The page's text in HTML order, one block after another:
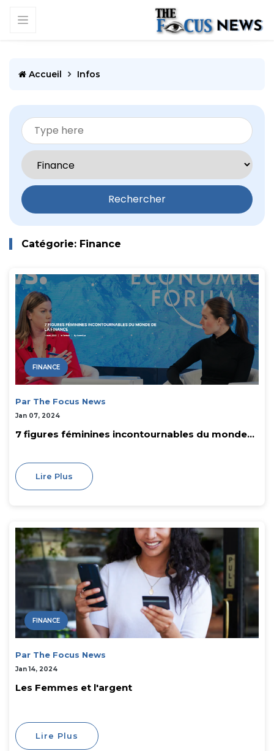
Accueil Infos
Rechercher
Catégorie: Finance
FINANCE
Par The Focus News
Jan 07, 2024
7 figures féminines incontournables du monde...
Lire Plus
FINANCE
Par The Focus News
Jan 14, 2024
Les Femmes et l'argent
Lire Plus